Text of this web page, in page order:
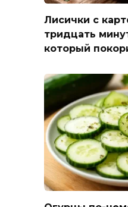
Лисички с
тридцать
который